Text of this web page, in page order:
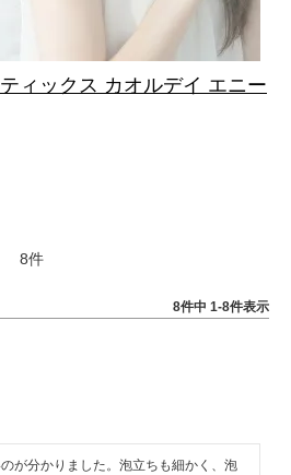
ィックス カオルデイ エニー
8
8件中 1-8件表示
が分かりました。泡立ちも細かく、泡